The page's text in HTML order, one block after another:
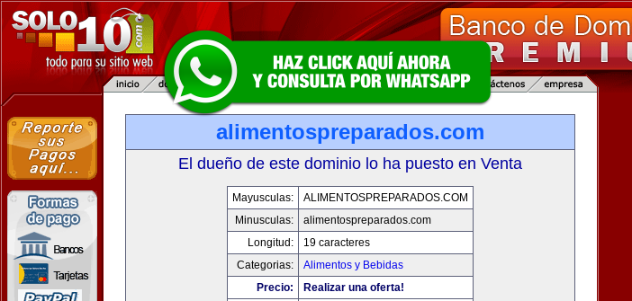
alimentospreparados.com
El dueño de este dominio lo ha puesto en Venta
Mayusculas:
ALIMENTOSPREPARADOS.COM
Minusculas:
alimentospreparados.com
Longitud:
19 caracteres
Categorias:
Alimentos y Bebidas
Precio:
Realizar una oferta!